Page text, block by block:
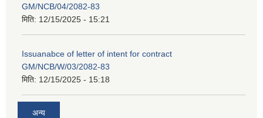
GM/NCB/04/2082-83
मिति: 12/15/2025 - 15:21
Issuanabce of letter of intent for contract
GM/NCB/W/03/2082-83
मिति: 12/15/2025 - 15:18
अन्य